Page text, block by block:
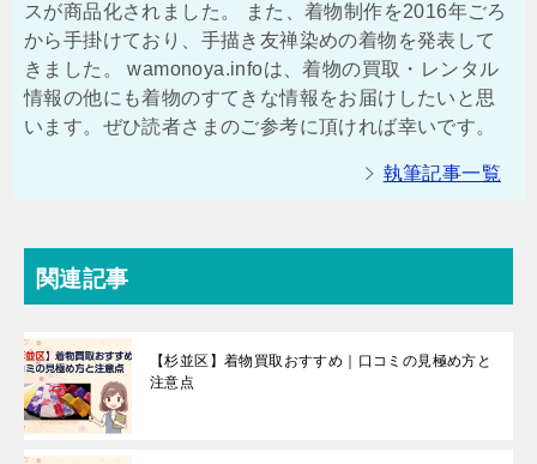
スが商品化されました。 また、着物制作を2016年ごろ
から手掛けており、手描き友禅染めの着物を発表して
きました。 wamonoya.infoは、着物の買取・レンタル
情報の他にも着物のすてきな情報をお届けしたいと思
います。ぜひ読者さまのご参考に頂ければ幸いです。
執筆記事一覧
関連記事
【杉並区】着物買取おすすめ｜口コミの見極め方と
注意点